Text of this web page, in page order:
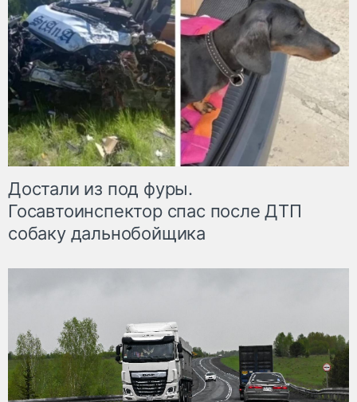
Достали из под фуры.
Госавтоинспектор спас после ДТП
собаку дальнобойщика